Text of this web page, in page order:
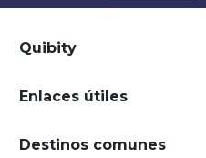
Quibity
Enlaces útiles
Destinos comunes